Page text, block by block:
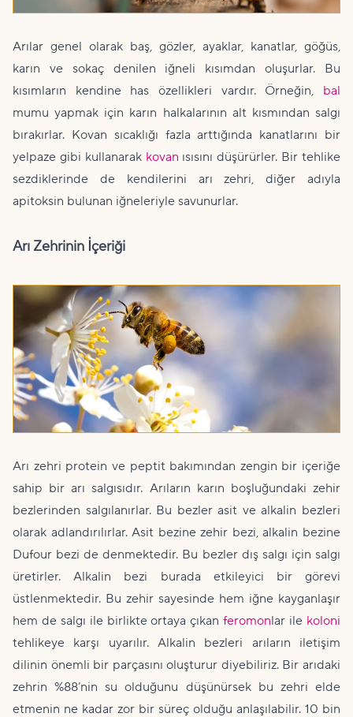
Arılar genel olarak baş, gözler, ayaklar, kanatlar, göğüs,
karın ve sokaç denilen iğneli kısımdan oluşurlar. Bu
kısımların kendine has özellikleri vardır. Örneğin, bal
mumu yapmak için karın halkalarının alt kısmından salgı
bırakırlar. Kovan sıcaklığı fazla arttığında kanatlarını bir
yelpaze gibi kullanarak kovan ısısını düşürürler. Bir tehlike
sezdiklerinde de kendilerini arı zehri, diğer adıyla
apitoksin bulunan iğneleriyle savunurlar.
Arı Zehrinin İçeriği
Arı zehri protein ve peptit bakımından zengin bir içeriğe
sahip bir arı salgısıdır. Arıların karın boşluğundaki zehir
bezlerinden salgılanırlar. Bu bezler asit ve alkalin bezleri
olarak adlandırılırlar. Asit bezine zehir bezi, alkalin bezine
Dufour bezi de denmektedir. Bu bezler dış salgı için salgı
üretirler. Alkalin bezi burada etkileyici bir görevi
üstlenmektedir. Bu zehir sayesinde hem iğne kayganlaşır
hem de salgı ile birlikte ortaya çıkanferomonlar ile koloni
tehlikeye karşı uyarılır. Alkalin bezleri arıların iletişim
dilinin önemli bir parçasını oluşturur diyebiliriz. Bir arıdaki
zehrin %88’nin su olduğunu düşünürsek bu zehri elde
etmenin ne kadar zor bir süreç olduğu anlaşılabilir. 10 bin